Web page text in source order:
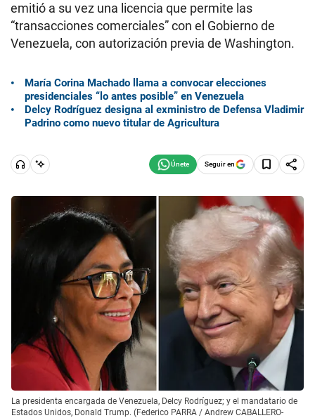
emitió a su vez una licencia que permite las
“transacciones comerciales” con el Gobierno de
Venezuela, con autorización previa de Washington.
María Corina Machado llama a convocar elecciones
presidenciales “lo antes posible” en Venezuela
Delcy Rodríguez designa al exministro de Defensa Vladimir
Padrino como nuevo titular de Agricultura
Seguir en
La presidenta encargada de Venezuela, Delcy Rodríguez; y el mandatario de
Estados Unidos, Donald Trump. (Federico PARRA / Andrew CABALLERO-